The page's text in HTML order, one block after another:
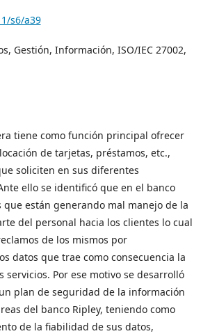
s6/a39
Gestión, Información, ISO/IEC 27002,
tiene como función principal ofrecer
de tarjetas, préstamos, etc.,
soliciten en sus diferentes
ello se identificó que en el banco
que están generando mal manejo de la
del personal hacia los clientes lo cual
de los mismos por
datos que trae como consecuencia la
servicios. Por ese motivo se desarrolló
plan de seguridad de la información
del banco Ripley, teniendo como
de la fiabilidad de sus datos,